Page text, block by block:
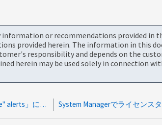
or recommendations provided in
provided herein. The information in this
responsibility and depends on the
herein may be used solely in connection
イベントログが「km.keyserver.notavailable" alerts」によってスパム送信されているのはなぜですか？